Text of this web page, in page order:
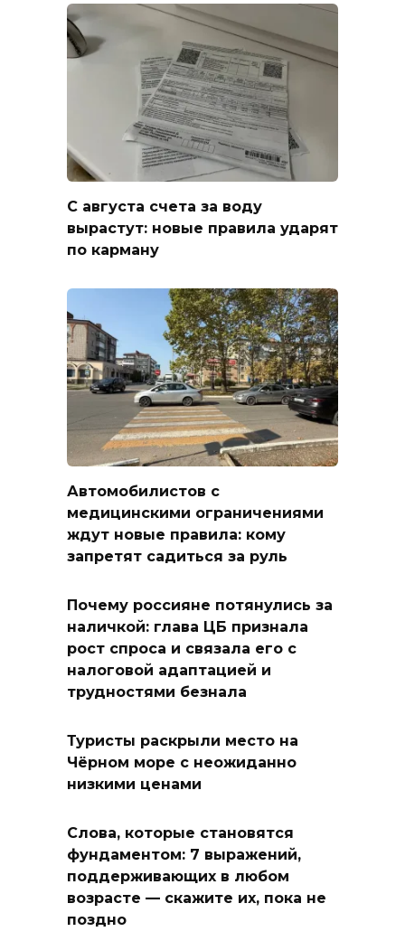
С августа счета за воду
вырастут: новые правила ударят
по карману
Автомобилистов с
медицинскими ограничениями
ждут новые правила: кому
запретят садиться за руль
Почему россияне потянулись за
наличкой: глава ЦБ признала
рост спроса и связала его с
налоговой адаптацией и
трудностями безнала
Туристы раскрыли место на
Чёрном море с неожиданно
низкими ценами
Слова, которые становятся
фундаментом: 7 выражений,
поддерживающих в любом
возрасте — скажите их, пока не
поздно